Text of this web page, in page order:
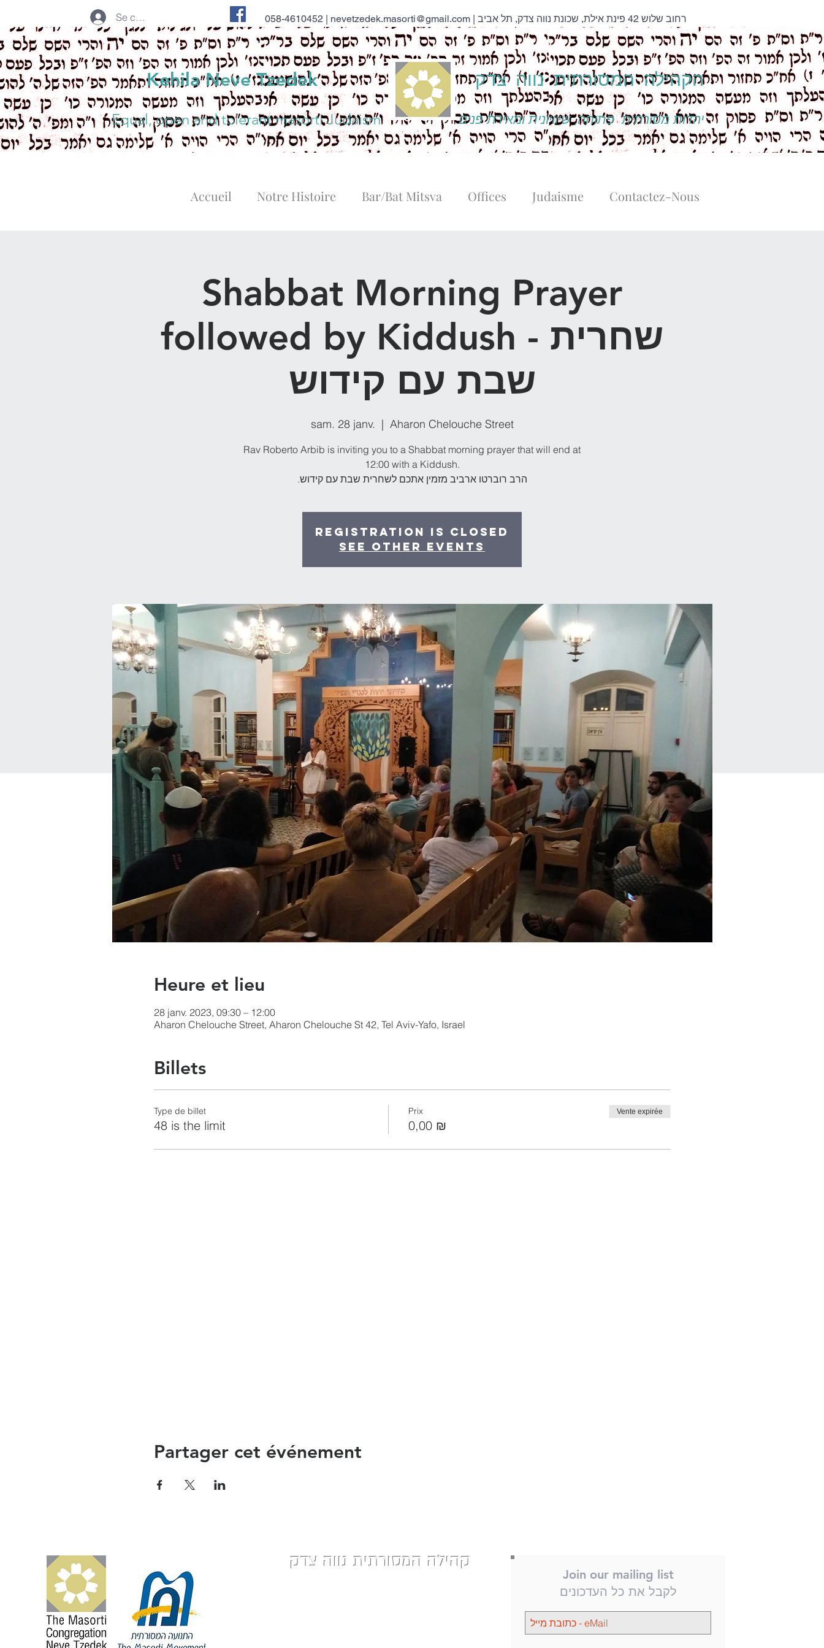
058-4610452 | nevetzedek.masorti@gmail.com | רחוב שלוש 42 פינת אילת, שכונת נווה צדק, תל אביב Se connecter
Kehila Neve Tzedek
Equal, open and tolerant masorti Judaism
הקהילה המסורתית נווה צדק
יהדות מסורתית פתוחה, שיוויונית ומאירת פנים
Contactez-Nous
Judaisme
Offices
Bar/Bat Mitsva
Notre Histoire
Accueil
Shabbat Morning Prayer
followed by Kiddush - שחרית
שבת עם קידוש
sam. 28 janv.
  |
Aharon Chelouche Street
Rav Roberto Arbib is inviting you to a Shabbat morning prayer that will end at
12:00 with a Kiddush.
.הרב רוברטו ארביב מזמין אתכם לשחרית שבת עם קידוש
Registration is Closed
See other events
Heure et lieu
28 janv. 2023, 09:30 – 12:00
Aharon Chelouche Street, Aharon Chelouche St 42, Tel Aviv-Yafo, Israel
Billets
Type de billet
48 is the limit
Prix
0,00 ₪
Vente expirée
Partager cet événement
קהילה המסורתית נווה צדק
Join our mailing list
לקבל את כל העדכונים